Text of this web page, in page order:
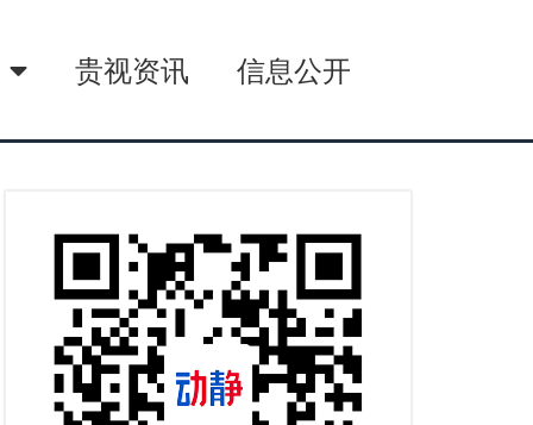
贵视资讯 信息公开